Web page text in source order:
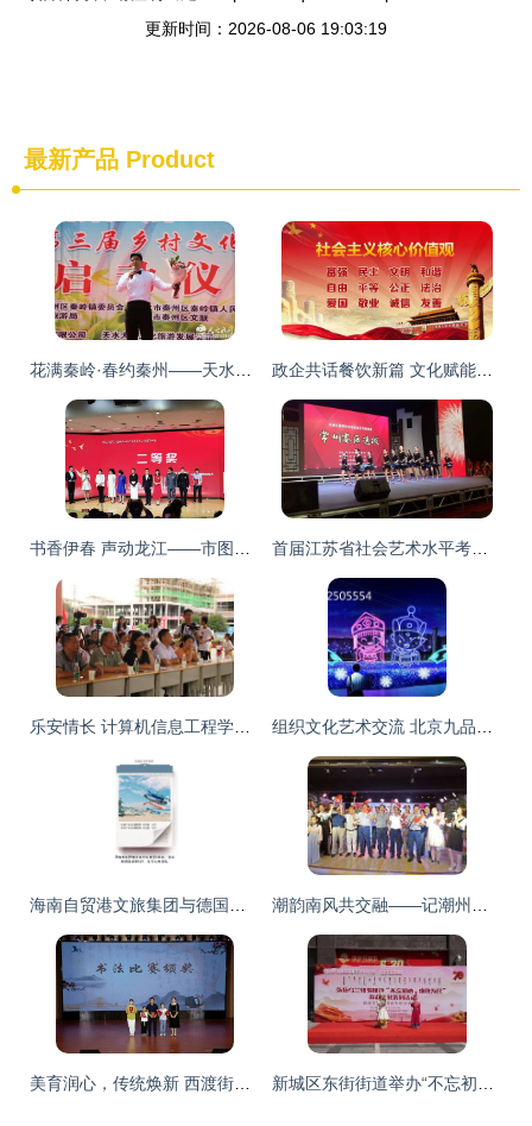
更新时间：2026-08-06 19:03:19
最新产品 Product